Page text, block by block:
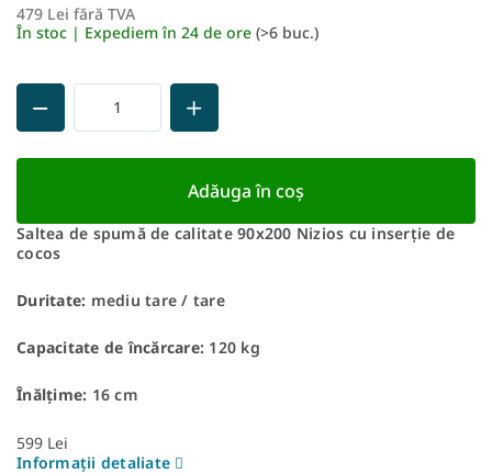
479 Lei fără TVA
În stoc | Expediem în 24 de ore (>6 buc.)
Adăuga în coş
Saltea de spumă de calitate 90x200 Nizios cu inserție de
cocos
Duritate: mediu tare / tare
Capacitate de încărcare: 120 kg
Înălțime: 16 cm
599 Lei
Informaţii detaliate